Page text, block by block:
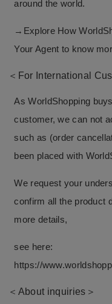
around the world.
→Explore How
Your Agent to know
＜For International
As WorldShopping
customer, we can not
such as (order
been placed with
We request your
confirm all the product
more details,
see here:
https://
＜About inquiries＞